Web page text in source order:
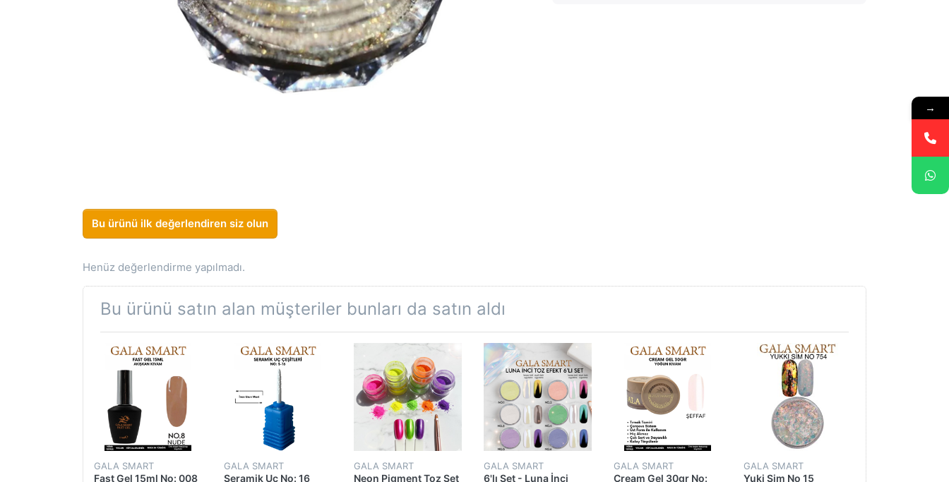
Bu ürünü ilk değerlendiren siz olun
Henüz değerlendirme yapılmadı.
Bu ürünü satın alan müşteriler bunları da satın aldı
GALA SMART
Fast Gel 15ml No: 008
GALA SMART
Seramik Uç No: 16
GALA SMART
Neon Pigment Toz Set
GALA SMART
6'lı Set - Luna İnci
GALA SMART
Cream Gel 30gr No:
GALA SMART
Yuki Sim No 15
→